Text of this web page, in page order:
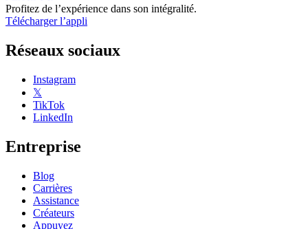
Profitez de l’expérience dans son intégralité.
Télécharger l’appli
Réseaux sociaux
Instagram
𝕏
TikTok
LinkedIn
Entreprise
Blog
Carrières
Assistance
Créateurs
Appuyez